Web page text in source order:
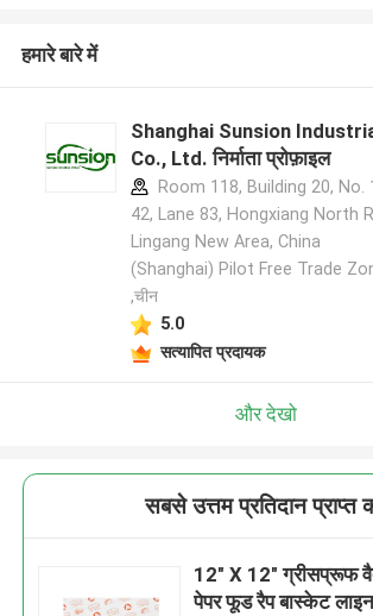
हमारे बारे में
Shanghai Sunsion
Co., Ltd. निर्माता प्रोफ़ाइल
Room 118, Building 20, No.
42, Lane 83, Hongxiang North
Lingang New Area, China
(Shanghai) Pilot Free Trade
,चीन
5.0
सत्यापित प्रदायक
और देखो
सबसे उत्तम प्रतिदान प्राप्त
12" X 12" ग्रीसप्रूफ
पेपर फूड रैप बास्केट